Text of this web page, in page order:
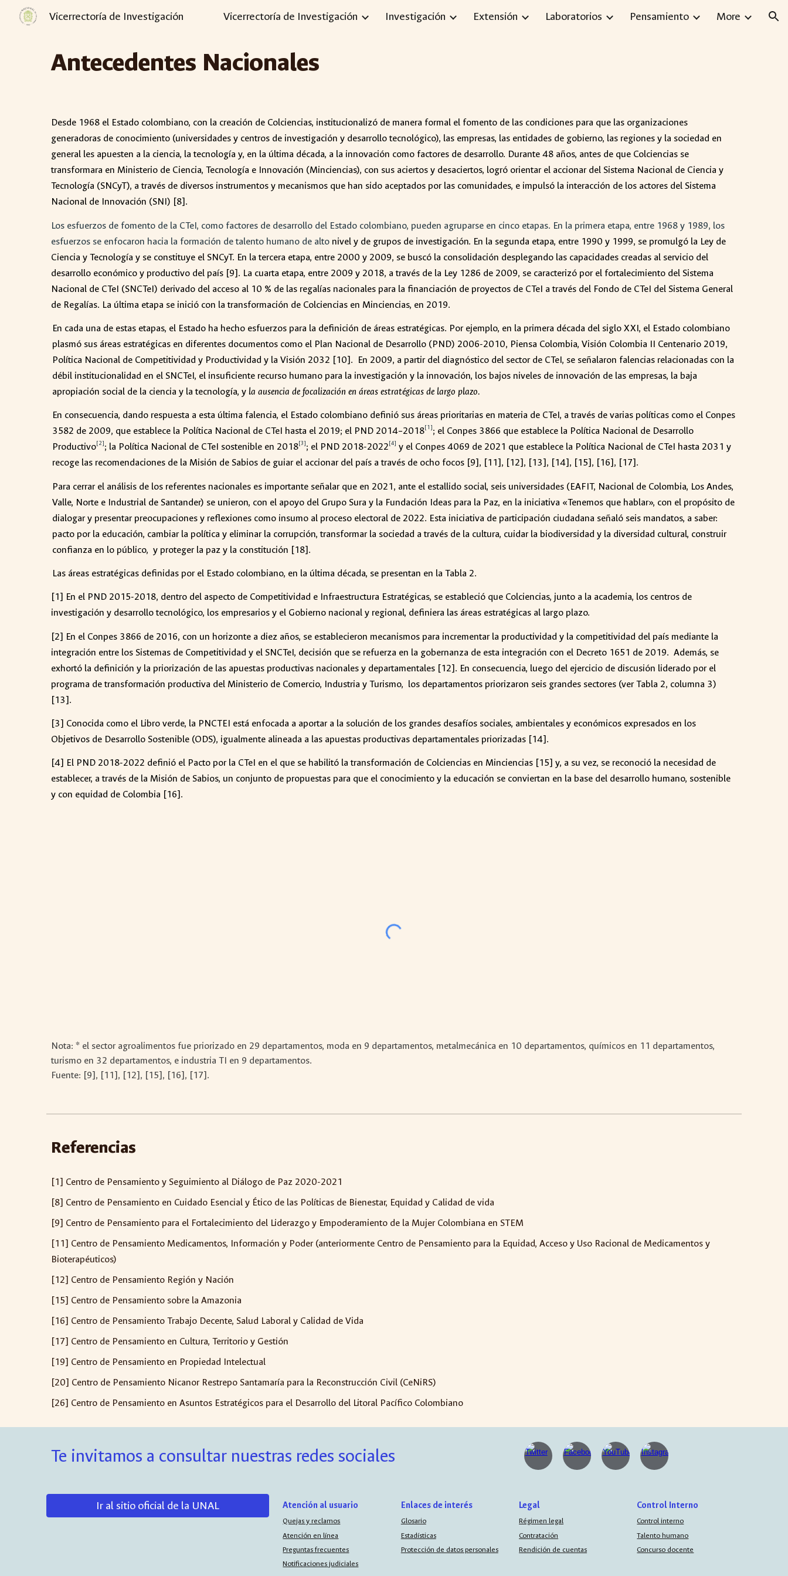
Skip to main content Skip to navigation
Vicerrectoría de Investigación Vicerrectoría de Investigación Investigación Extensión Laboratorios Pensamiento More
Antecedentes Nacionales
Desde 1968 el Estado colombiano, con la creación de Colciencias, institucionalizó de manera formal el fomento de las condiciones para que las organizaciones
generadoras de conocimiento (universidades y centros de investigación y desarrollo tecnológico), las empresas, las entidades de gobierno, las regiones y la sociedad en
general les apuesten a la ciencia, la tecnología y, en la última década, a la innovación como factores de desarrollo. Durante 48 años, antes de que Colciencias se
transformara en Ministerio de Ciencia, Tecnología e Innovación (Minciencias), con sus aciertos y desaciertos, logró orientar el accionar del Sistema Nacional de Ciencia y
Tecnología (SNCyT), a través de diversos instrumentos y mecanismos que han sido aceptados por las comunidades, e impulsó la interacción de los actores del Sistema
Nacional de Innovación (SNI) [8].
Los esfuerzos de fomento de la CTeI, como factores de desarrollo del Estado colombiano, pueden agruparse en cinco etapas. En la primera etapa, entre 1968 y 1989, los
esfuerzos se enfocaron hacia la formación de talento humano de alto nivel y de grupos de investigación. En la segunda etapa, entre 1990 y 1999, se promulgó la Ley de
Ciencia y Tecnología y se constituye el SNCyT. En la tercera etapa, entre 2000 y 2009, se buscó la consolidación desplegando las capacidades creadas al servicio del
desarrollo económico y productivo del país [9]. La cuarta etapa, entre 2009 y 2018, a través de la Ley 1286 de 2009, se caracterizó por el fortalecimiento del Sistema
Nacional de CTeI (SNCTeI) derivado del acceso al 10 % de las regalías nacionales para la financiación de proyectos de CTeI a través del Fondo de CTeI del Sistema General
de Regalías. La última etapa se inició con la transformación de Colciencias en Minciencias, en 2019.
En cada una de estas etapas, el Estado ha hecho esfuerzos para la definición de áreas estratégicas. Por ejemplo, en la primera década del siglo XXI, el Estado colombiano
plasmó sus áreas estratégicas en diferentes documentos como el Plan Nacional de Desarrollo (PND) 2006-2010, Piensa Colombia, Visión Colombia II Centenario 2019,
Política Nacional de Competitividad y Productividad y la Visión 2032 [10]. En 2009, a partir del diagnóstico del sector de CTeI, se señalaron falencias relacionadas con la
débil institucionalidad en el SNCTeI, el insuficiente recurso humano para la investigación y la innovación, los bajos niveles de innovación de las empresas, la baja
apropiación social de la ciencia y la tecnología, y la ausencia de focalización en áreas estratégicas de largo plazo.
En consecuencia, dando respuesta a esta última falencia, el Estado colombiano definió sus áreas prioritarias en materia de CTeI, a través de varias políticas como el Conpes
3582 de 2009, que establece la Política Nacional de CTeI hasta el 2019; el PND 2014–2018[1] ; el Conpes 3866 que establece la Política Nacional de Desarrollo
Productivo[2] ; la Política Nacional de CTeI sostenible en 2018[3] ; el PND 2018-2022 [4] y el Conpes 4069 de 2021 que establece la Política Nacional de CTeI hasta 2031 y
recoge las recomendaciones de la Misión de Sabios de guiar el accionar del país a través de ocho focos [9], [11], [12], [13], [14], [15], [16], [17].
Para cerrar el análisis de los referentes nacionales es importante señalar que en 2021, ante el estallido social, seis universidades (EAFIT, Nacional de Colombia, Los Andes,
Valle, Norte e Industrial de Santander) se unieron, con el apoyo del Grupo Sura y la Fundación Ideas para la Paz, en la iniciativa «Tenemos que hablar», con el propósito de
dialogar y presentar preocupaciones y reflexiones como insumo al proceso electoral de 2022. Esta iniciativa de participación ciudadana señaló seis mandatos, a saber:
pacto por la educación, cambiar la política y eliminar la corrupción, transformar la sociedad a través de la cultura, cuidar la biodiversidad y la diversidad cultural, construir
confianza en lo público, y proteger la paz y la constitución [18].
Las áreas estratégicas definidas por el Estado colombiano, en la última década, se presentan en la Tabla 2.
[1] En el PND 2015-2018, dentro del aspecto de Competitividad e Infraestructura Estratégicas, se estableció que Colciencias, junto a la academia, los centros de
investigación y desarrollo tecnológico, los empresarios y el Gobierno nacional y regional, definiera las áreas estratégicas al largo plazo.
[2] En el Conpes 3866 de 2016, con un horizonte a diez años, se establecieron mecanismos para incrementar la productividad y la competitividad del país mediante la
integración entre los Sistemas de Competitividad y el SNCTeI, decisión que se refuerza en la gobernanza de esta integración con el Decreto 1651 de 2019. Además, se
exhortó la definición y la priorización de las apuestas productivas nacionales y departamentales [12]. En consecuencia, luego del ejercicio de discusión liderado por el
programa de transformación productiva del Ministerio de Comercio, Industria y Turismo, los departamentos priorizaron seis grandes sectores (ver Tabla 2, columna 3)
[13].
[3] Conocida como el Libro verde, la PNCTEI está enfocada a aportar a la solución de los grandes desafíos sociales, ambientales y económicos expresados en los
Objetivos de Desarrollo Sostenible (ODS), igualmente alineada a las apuestas productivas departamentales priorizadas [14].
[4] El PND 2018-2022 definió el Pacto por la CTeI en el que se habilitó la transformación de Colciencias en Minciencias [15] y, a su vez, se reconoció la necesidad de
establecer, a través de la Misión de Sabios, un conjunto de propuestas para que el conocimiento y la educación se conviertan en la base del desarrollo humano, sostenible
y con equidad de Colombia [16].
Nota: * el sector agroalimentos fue priorizado en 29 departamentos, moda en 9 departamentos, metalmecánica en 10 departamentos, químicos en 11 departamentos,
turismo en 32 departamentos, e industria TI en 9 departamentos.
Fuente: [9], [11], [12], [15], [16], [17].
Referencias
[1] Centro de Pensamiento y Seguimiento al Diálogo de Paz 2020-2021
[8] Centro de Pensamiento en Cuidado Esencial y Ético de las Políticas de Bienestar, Equidad y Calidad de vida
[9] Centro de Pensamiento para el Fortalecimiento del Liderazgo y Empoderamiento de la Mujer Colombiana en STEM
[11] Centro de Pensamiento Medicamentos, Información y Poder (anteriormente Centro de Pensamiento para la Equidad, Acceso y Uso Racional de Medicamentos y
Bioterapéuticos)
[12] Centro de Pensamiento Región y Nación
[15] Centro de Pensamiento sobre la Amazonia
[16] Centro de Pensamiento Trabajo Decente, Salud Laboral y Calidad de Vida
[17] Centro de Pensamiento en Cultura, Territorio y Gestión
[19] Centro de Pensamiento en Propiedad Intelectual
[20] Centro de Pensamiento Nicanor Restrepo Santamaría para la Reconstrucción Civil (CeNiRS)
[26] Centro de Pensamiento en Asuntos Estratégicos para el Desarrollo del Litoral Pacífico Colombiano
Te invitamos a consultar nuestras redes sociales
Ir al sitio oficial de la UNAL Atención al usuario
Quejas y reclamos
Atención en línea
Preguntas frecuentes
Notificaciones judiciales
Enlaces de interés
Glosario
Estadísticas
Protección de datos personales
Legal
Régimen legal
Contratación
Rendición de cuentas
Control Interno
Control interno
Talento humano
Concurso docente